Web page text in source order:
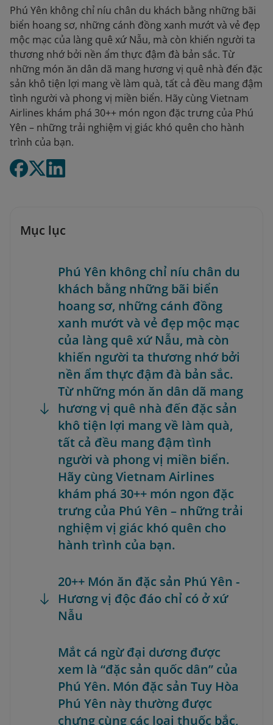
Phú Yên không chỉ níu chân du khách bằng những bãi
biển hoang sơ, những cánh đồng xanh mướt và vẻ đẹp
mộc mạc của làng quê xứ Nẫu, mà còn khiến người ta
thương nhớ bởi nền ẩm thực đậm đà bản sắc. Từ
những món ăn dân dã mang hương vị quê nhà đến đặc
sản khô tiện lợi mang về làm quà, tất cả đều mang đậm
tình người và phong vị miền biển. Hãy cùng Vietnam
Airlines khám phá 30++ món ngon đặc trưng của Phú
Yên – những trải nghiệm vị giác khó quên cho hành
trình của bạn.
Mục lục
Phú Yên không chỉ níu chân du
khách bằng những bãi biển
hoang sơ, những cánh đồng
xanh mướt và vẻ đẹp mộc mạc
của làng quê xứ Nẫu, mà còn
khiến người ta thương nhớ bởi
nền ẩm thực đậm đà bản sắc.
Từ những món ăn dân dã mang
hương vị quê nhà đến đặc sản
khô tiện lợi mang về làm quà,
tất cả đều mang đậm tình
người và phong vị miền biển.
Hãy cùng Vietnam Airlines
khám phá 30++ món ngon đặc
trưng của Phú Yên – những trải
nghiệm vị giác khó quên cho
hành trình của bạn.
20++ Món ăn đặc sản Phú Yên -
Hương vị độc đáo chỉ có ở xứ
Nẫu
Mắt cá ngừ đại dương được
xem là “đặc sản quốc dân” của
Phú Yên. Món đặc sản Tuy Hòa
Phú Yên này thường được
chưng cùng các loại thuốc bắc,